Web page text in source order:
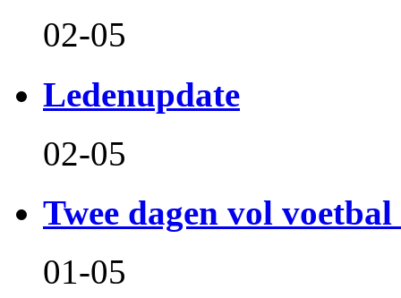
02-05
Ledenupdate
02-05
Twee dagen vol
01-05